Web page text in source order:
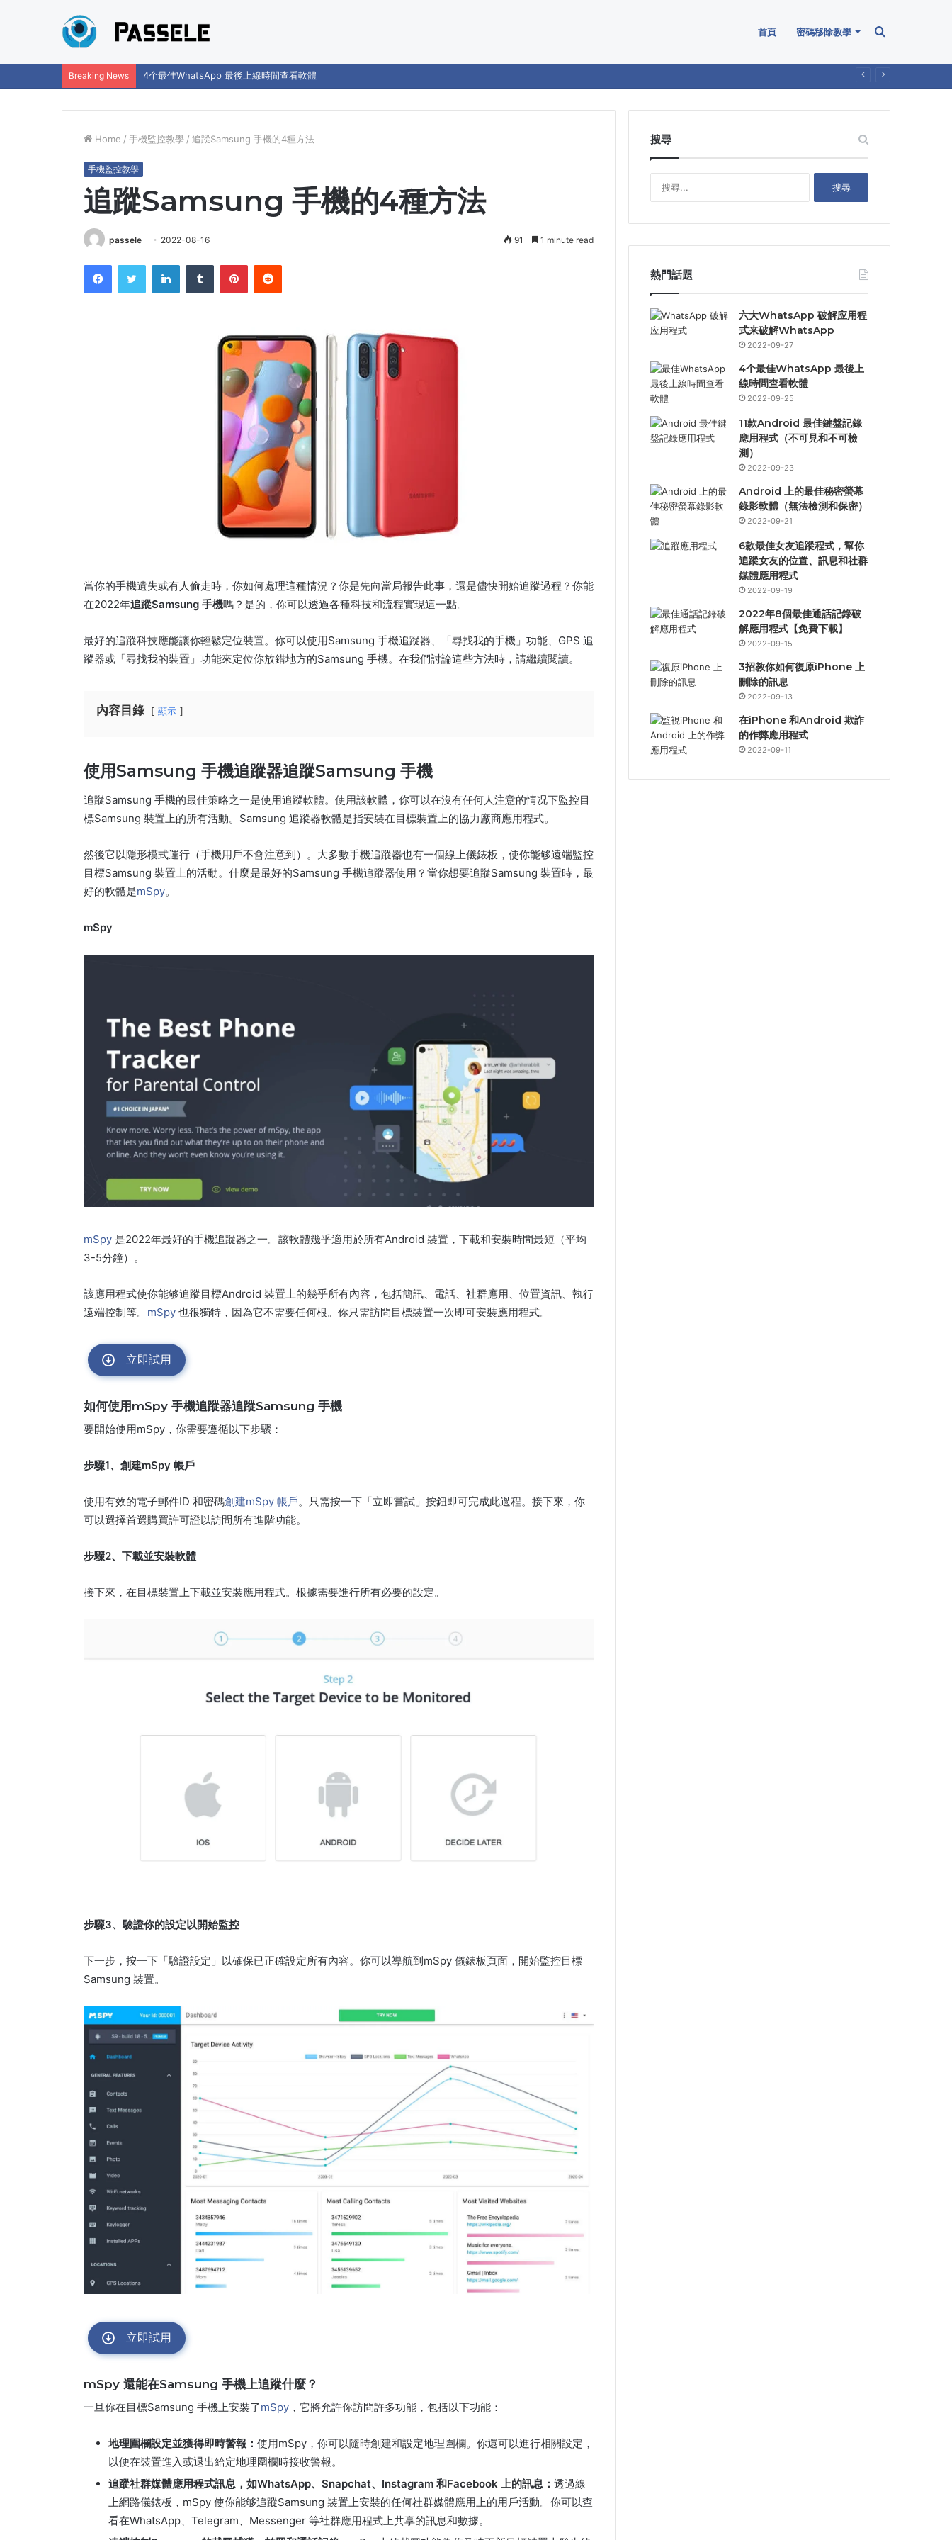
首頁 密碼移除教學 Search
Breaking News 4个最佳WhatsApp 最後上線時間查看軟體
Home / 手機監控教學 / 追蹤Samsung 手機的4種方法
手機監控教學
追蹤Samsung 手機的4種方法
passele 2022-08-16 91 1 minute read
當你的手機遺失或有人偷走時，你如何處理這種情況？你是先向當局報告此事，還是儘快開始追蹤過程？你能
在2022年追蹤Samsung 手機嗎？是的，你可以透過各種科技和流程實現這一點。
最好的追蹤科技應能讓你輕鬆定位裝置。你可以使用Samsung 手機追蹤器、「尋找我的手機」功能、GPS 追
蹤器或「尋找我的裝置」功能來定位你放錯地方的Samsung 手機。在我們討論這些方法時，請繼續閱讀。
內容目錄 顯示
使用Samsung 手機追蹤器追蹤Samsung 手機
追蹤Samsung 手機的最佳策略之一是使用追蹤軟體。使用該軟體，你可以在沒有任何人注意的情况下監控目
標Samsung 裝置上的所有活動。Samsung 追蹤器軟體是指安裝在目標裝置上的協力廠商應用程式。
然後它以隱形模式運行（手機用戶不會注意到）。大多數手機追蹤器也有一個線上儀錶板，使你能够遠端監控
目標Samsung 裝置上的活動。什麼是最好的Samsung 手機追蹤器使用？當你想要追蹤Samsung 裝置時，最
好的軟體是mSpy。
mSpy
mSpy 是2022年最好的手機追蹤器之一。該軟體幾乎適用於所有Android 裝置，下載和安裝時間最短（平均
3-5分鐘）。
該應用程式使你能够追蹤目標Android 裝置上的幾乎所有內容，包括簡訊、電話、社群應用、位置資訊、執行
遠端控制等。 mSpy 也很獨特，因為它不需要任何根。你只需訪問目標裝置一次即可安裝應用程式。
立即試用
如何使用mSpy 手機追蹤器追蹤Samsung 手機
要開始使用mSpy，你需要遵循以下步驟：
步驟1、創建mSpy 帳戶
使用有效的電子郵件ID 和密碼創建mSpy 帳戶。只需按一下「立即嘗試」按鈕即可完成此過程。接下來，你
可以選擇首選購買許可證以訪問所有進階功能。
步驟2、下載並安裝軟體
接下來，在目標裝置上下載並安裝應用程式。根據需要進行所有必要的設定。
步驟3、驗證你的設定以開始監控
下一步，按一下「驗證設定」以確保已正確設定所有內容。你可以導航到mSpy 儀錶板頁面，開始監控目標
Samsung 裝置。
立即試用
mSpy 還能在Samsung 手機上追蹤什麼？
一旦你在目標Samsung 手機上安裝了mSpy ，它將允許你訪問許多功能，包括以下功能：
地理圍欄設定並獲得即時警報： 使用mSpy，你可以隨時創建和設定地理圍欄。你還可以進行相關設定，
以便在裝置進入或退出給定地理圍欄時接收警報。
追蹤社群媒體應用程式訊息，如WhatsApp、Snapchat、Instagram 和Facebook 上的訊息： 透過線
上網路儀錶板，mSpy 使你能够追蹤Samsung 裝置上安裝的任何社群媒體應用上的用戶活動。你可以查
看在WhatsApp、Telegram、Messenger 等社群應用程式上共享的訊息和數據。
搜尋
鍵
熱門話題
六大WhatsApp 破解应用程
式来破解WhatsApp
2022-09-27
4个最佳WhatsApp 最後上
線時間查看軟體
2022-09-25
11款Android 最佳鍵盤記錄
應用程式（不可見和不可檢
測）
2022-09-23
Android 上的最佳秘密螢幕
錄影軟體（無法檢測和保密）
2022-09-21
6款最佳女友追蹤程式，幫你
追蹤女友的位置、訊息和社群
媒體應用程式
2022-09-19
2022年8個最佳通話記錄破
解應用程式【免費下載】
2022-09-15
3招教你如何復原iPhone 上
刪除的訊息
2022-09-13
在iPhone 和Android 欺詐
的作弊應用程式
2022-09-11